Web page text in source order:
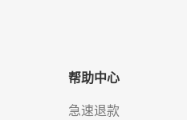
帮助中心
急速退款